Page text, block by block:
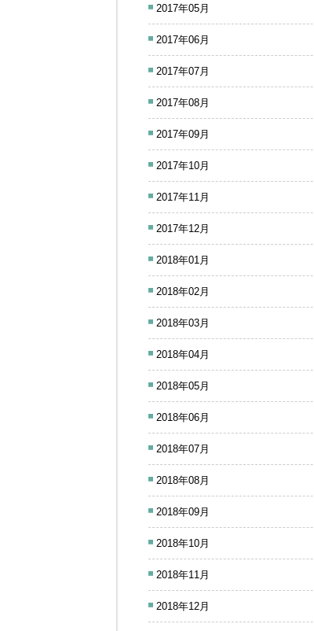
2017年05月
2017年06月
2017年07月
2017年08月
2017年09月
2017年10月
2017年11月
2017年12月
2018年01月
2018年02月
2018年03月
2018年04月
2018年05月
2018年06月
2018年07月
2018年08月
2018年09月
2018年10月
2018年11月
2018年12月